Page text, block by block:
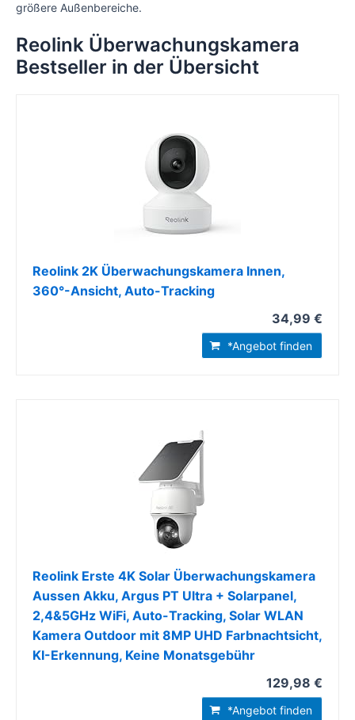
größere Außenbereiche.
Reolink Überwachungskamera
Bestseller in der Übersicht
Reolink 2K Überwachungskamera Innen,
360°-Ansicht, Auto-Tracking
34,99 €
*Angebot finden
Reolink Erste 4K Solar Überwachungskamera
Aussen Akku, Argus PT Ultra + Solarpanel,
2,4&5GHz WiFi, Auto-Tracking, Solar WLAN
Kamera Outdoor mit 8MP UHD Farbnachtsicht,
KI-Erkennung, Keine Monatsgebühr
129,98 €
*Angebot finden